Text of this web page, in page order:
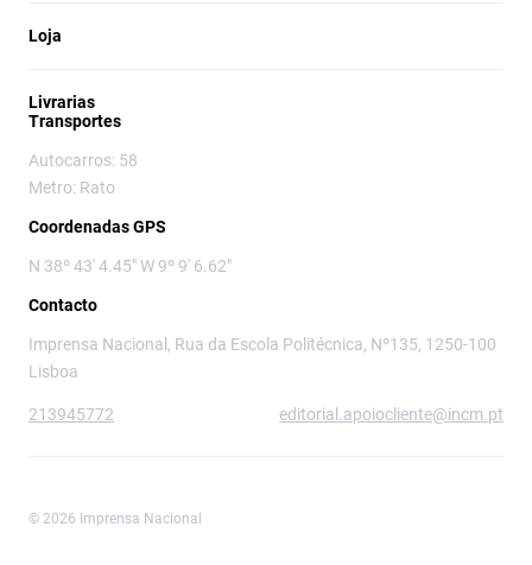
Loja
Livrarias
Transportes
Autocarros: 58
Metro: Rato
Coordenadas GPS
N 38º 43' 4.45" W 9º 9' 6.62"
Contacto
Imprensa Nacional, Rua da Escola Politécnica, Nº135, 1250-100
Lisboa
213945772 editorial.apoiocliente@incm.pt
© 2026 Imprensa Nacional